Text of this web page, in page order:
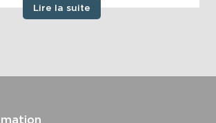
Lire la suite